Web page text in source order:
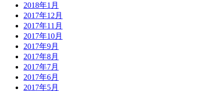
2018年1月
2017年12月
2017年11月
2017年10月
2017年9月
2017年8月
2017年7月
2017年6月
2017年5月